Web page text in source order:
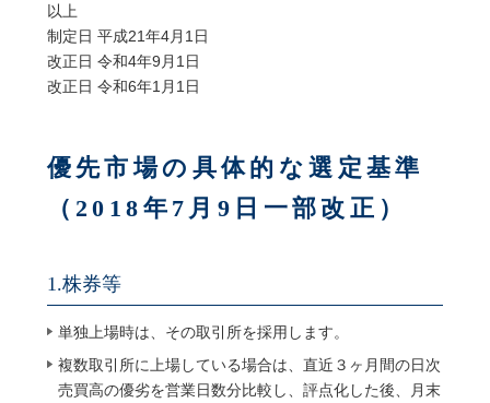
以上
制定日 平成21年4月1日
改正日 令和4年9月1日
改正日 令和6年1月1日
優先市場の具体的な選定基準
（2018年7月9日一部改正）
1.株券等
単独上場時は、その取引所を採用します。
複数取引所に上場している場合は、直近３ヶ月間の日次
売買高の優劣を営業日数分比較し、評点化した後、月末